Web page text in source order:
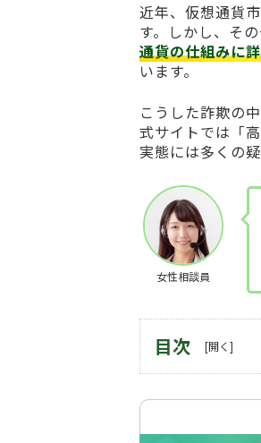
近年、仮想通貨
す。しかし、そ
通貨の仕組みに
います。
こうした詐欺の
式サイトでは「
実態には多くの
女性相談員
目次